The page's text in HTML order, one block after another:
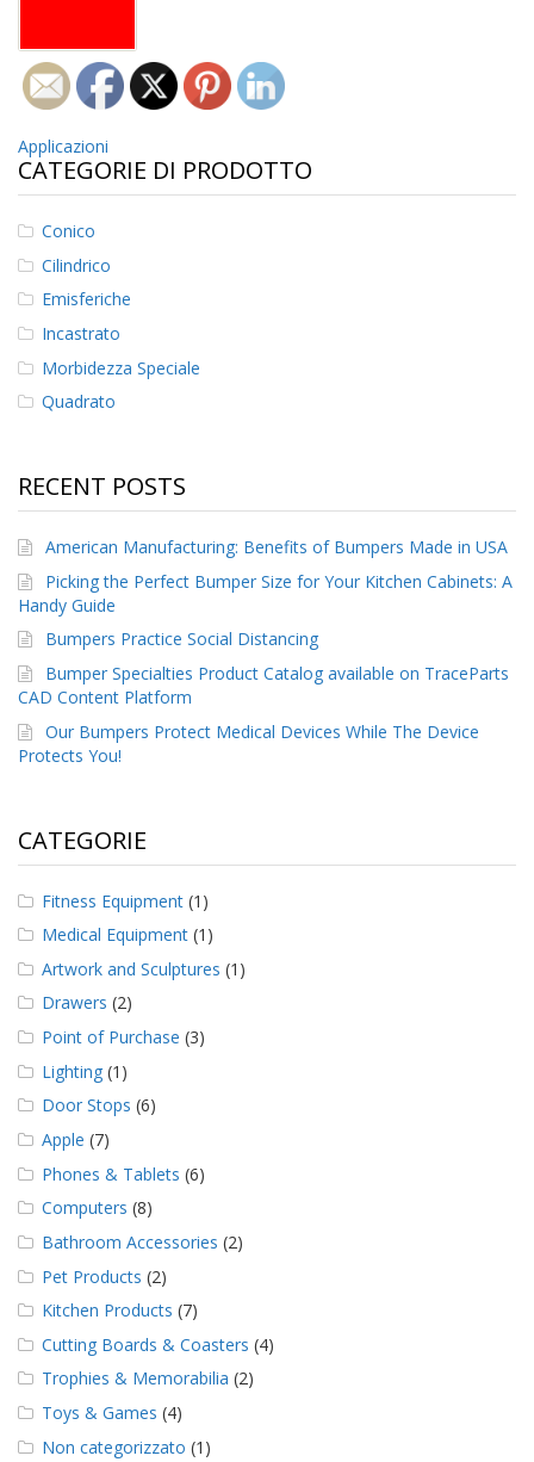
o
n
E
q
u
v
e
z
e
S
z
F
A
B
o
g
t
a
t
a
Navigazione
articoli
Applicazioni
CATEGORIE DI PRODOTTO
Conico
Cilindrico
Emisferiche
Incastrato
Morbidezza Speciale
Quadrato
RECENT POSTS
American Manufacturing: Benefits of Bumpers Made in USA
Picking the Perfect Bumper Size for Your Kitchen Cabinets: A
Handy Guide
Bumpers Practice Social Distancing
Bumper Specialties Product Catalog available on TraceParts
CAD Content Platform
Our Bumpers Protect Medical Devices While The Device
Protects You!
CATEGORIE
Fitness Equipment (1)
Medical Equipment (1)
Artwork and Sculptures (1)
Drawers (2)
Point of Purchase (3)
Lighting (1)
Door Stops (6)
Apple (7)
Phones & Tablets (6)
Computers (8)
Bathroom Accessories (2)
Pet Products (2)
Kitchen Products (7)
Cutting Boards & Coasters (4)
Trophies & Memorabilia (2)
Toys & Games (4)
Non categorizzato (1)